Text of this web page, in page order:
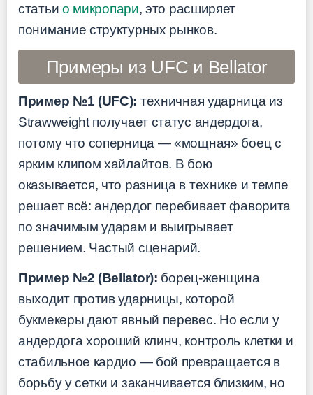
статьи о микропари, это расширяет
понимание структурных рынков.
Примеры из UFC и Bellator
Пример №1 (UFC): техничная ударница из
Strawweight получает статус андердога,
потому что соперница — «мощная» боец с
ярким клипом хайлайтов. В бою
оказывается, что разница в технике и темпе
решает всё: андердог перебивает фаворита
по значимым ударам и выигрывает
решением. Частый сценарий.
Пример №2 (Bellator): борец-женщина
выходит против ударницы, которой
букмекеры дают явный перевес. Но если у
андердога хороший клинч, контроль клетки и
стабильное кардио — бой превращается в
борьбу у сетки и заканчивается близким, но